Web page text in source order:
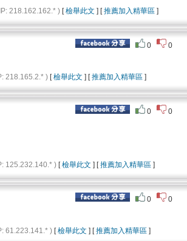
218.162.162.* ) [檢舉此文 ] [推薦加入精華區 ]
0
0
218.165.2.* ) [檢舉此文 ] [推薦加入精華區 ]
0
0
125.232.140.* ) [檢舉此文 ] [推薦加入精華區 ]
0
0
61.223.141.* ) [檢舉此文 ] [推薦加入精華區 ]